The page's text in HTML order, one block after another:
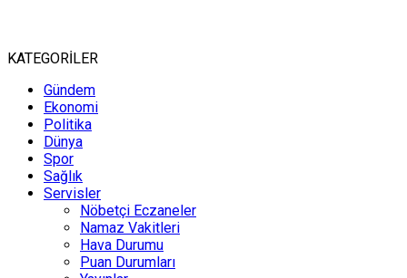
KATEGORİLER
Gündem
Ekonomi
Politika
Dünya
Spor
Sağlık
Servisler
Nöbetçi Eczaneler
Namaz Vakitleri
Hava Durumu
Puan Durumları